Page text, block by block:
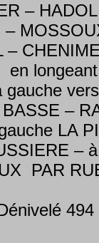
–
–
–
LA
–
PAR
494